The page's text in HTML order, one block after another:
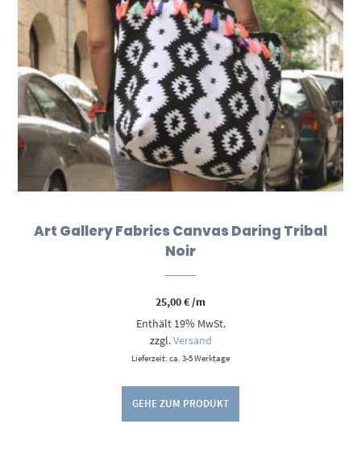
Art Gallery Fabrics Canvas Daring Tribal
Noir
25,00€/m
Enthält 19% MwSt.
zzgl.Versand
Lieferzeit: ca. 3-5 Werktage
GEHE ZUM PRODUKT